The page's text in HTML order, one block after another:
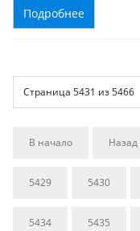
Подробнее
Страница 5431 из 5466
В начало Назад
5429 5430
5434 5435